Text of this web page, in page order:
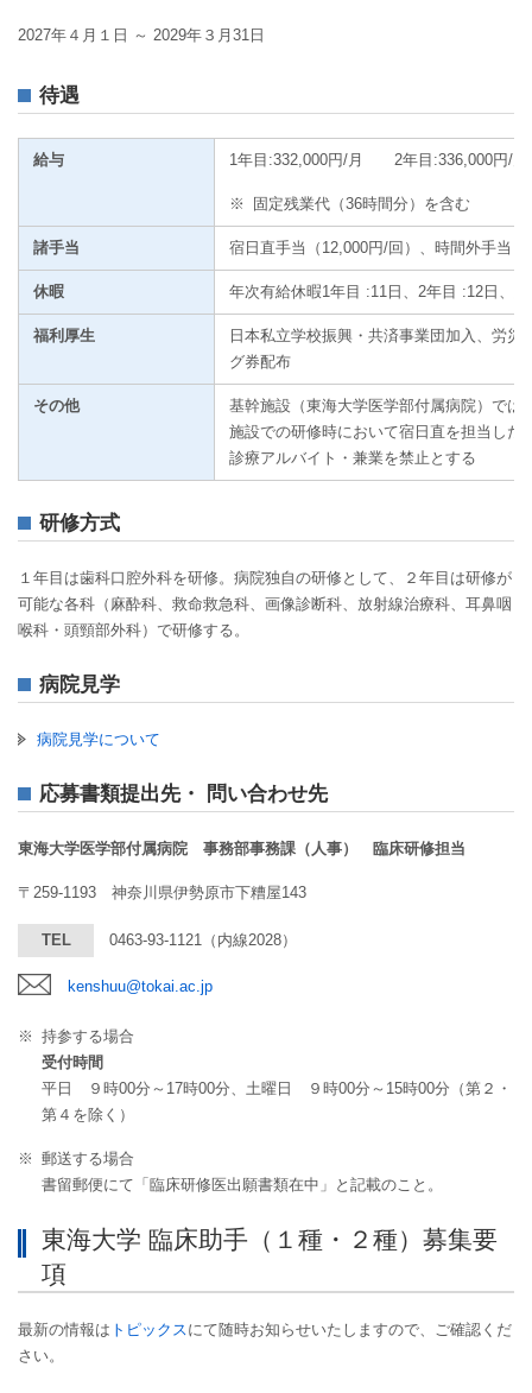
2027年４月１日 ～ 2029年３月31日
待遇
給与 1年目:332,000円/月 2年目:336,000円/月
※ 固定残業代（36時間分）を含む
諸手当 宿日直手当（12,000円/回）、時間外手当
休暇 年次有給休暇1年目 :11日、2年目 :12日、
福利厚生
日本私立学校振興・共済事業団加入、労
グ券配布
その他
基幹施設（東海大学医学部付属病院）で
施設での研修時において宿日直を担当し
診療アルバイト・兼業を禁止とする
研修方式
１年目は歯科口腔外科を研修。病院独自の研修として、２年目は研修が
可能な各科（麻酔科、救命救急科、画像診断科、放射線治療科、耳鼻咽
喉科・頭頸部外科）で研修する。
病院見学
病院見学について
応募書類提出先・ 問い合わせ先
東海大学医学部付属病院 事務部事務課（人事） 臨床研修担当
〒259-1193 神奈川県伊勢原市下糟屋143
TEL 0463-93-1121 （内線2028）
kenshuu@tokai.ac.jp
※ 持参する場合
受付時間
平日 ９時00分～17時00分、土曜日 ９時00分～15時00分（第２・
第４を除く）
※ 郵送する場合
書留郵便にて「臨床研修医出願書類在中」と記載のこと。
東海大学 臨床助手（１種・２種）募集要
項
最新の情報は トピックスにて随時お知らせいたしますので、ご確認くだ
さい。